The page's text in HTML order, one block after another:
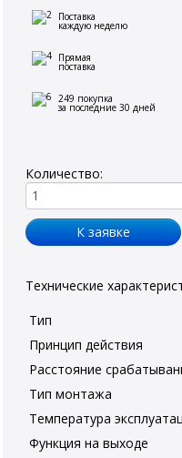
Поставка
каждую неделю
Прямая
поставка
249 покупка
за последние 30 дней
Количество:
Технические
Тип
Принцип действия
Расстояние
Тип монтажа
Температура
Функция на выходе